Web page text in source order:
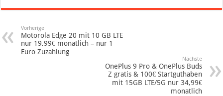
Vorherige
Motorola Edge 20 mit 10 GB LTE
nur 19,99€ monatlich – nur 1
Euro Zuzahlung
Nächste
OnePlus 9 Pro & OnePlus Buds
Z gratis & 100€ Startguthaben
mit 15GB LTE/5G nur 34,99€
monatlich